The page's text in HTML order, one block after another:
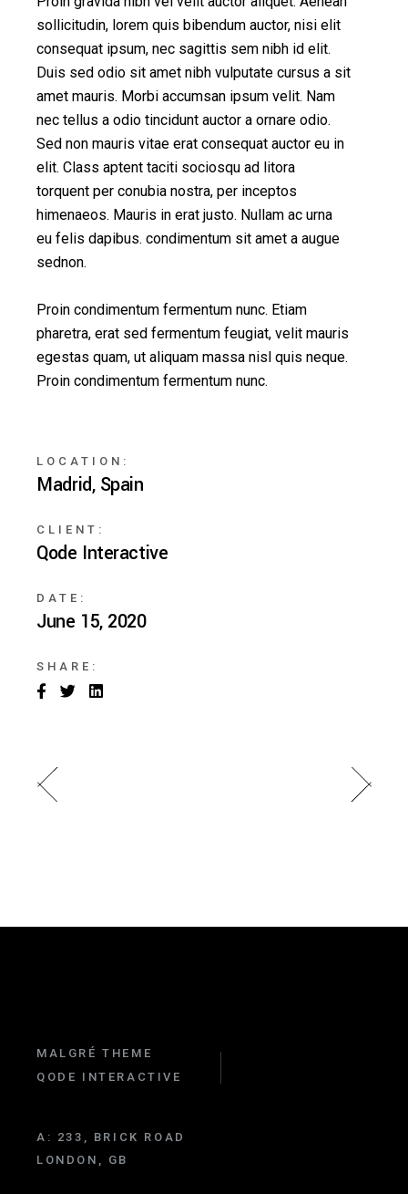
sollicitudin, lorem quis bibendum auctor, nisi elit
consequat ipsum, nec sagittis sem nibh id elit.
Duis sed odio sit amet nibh vulputate cursus a sit
amet mauris. Morbi accumsan ipsum velit. Nam
nec tellus a odio tincidunt auctor a ornare odio.
Sed non mauris vitae erat consequat auctor eu in
elit. Class aptent taciti sociosqu ad litora
torquent per conubia nostra, per inceptos
himenaeos. Mauris in erat justo. Nullam ac urna
eu felis dapibus. condimentum sit amet a augue
sednon.
Proin condimentum fermentum nunc. Etiam
pharetra, erat sed fermentum feugiat, velit mauris
egestas quam, ut aliquam massa nisl quis neque.
Proin condimentum fermentum nunc.
LOCATION:
Madrid, Spain
CLIENT:
Qode Interactive
DATE:
June 15, 2020
SHARE:
MALGRÉ THEME
QODE INTERACTIVE
A: 233, BRICK ROAD
LONDON, GB